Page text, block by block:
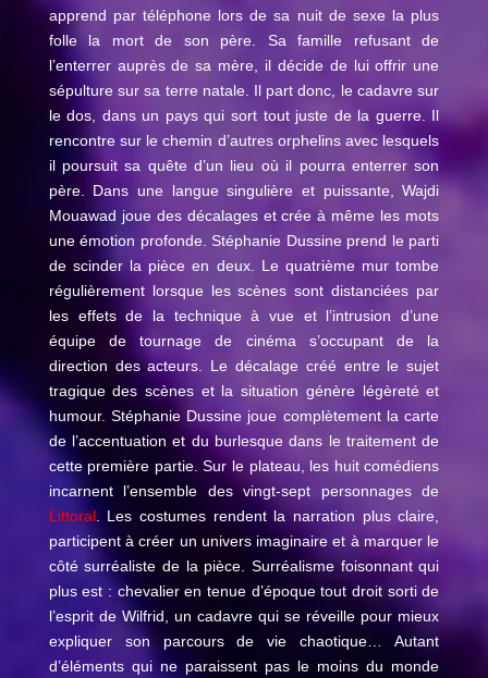
apprend par téléphone lors de sa nuit de sexe la plus
folle la mort de son père. Sa famille refusant de
l’enterrer auprès de sa mère, il décide de lui offrir une
sépulture sur sa terre natale. Il part donc, le cadavre sur
le dos, dans un pays qui sort tout juste de la guerre. Il
rencontre sur le chemin d’autres orphelins avec lesquels
il poursuit sa quête d’un lieu où il pourra enterrer son
père. Dans une langue singulière et puissante, Wajdi
Mouawad joue des décalages et crée à même les mots
une émotion profonde. Stéphanie Dussine prend le parti
de scinder la pièce en deux. Le quatrième mur tombe
régulièrement lorsque les scènes sont distanciées par
les effets de la technique à vue et l’intrusion d’une
équipe de tournage de cinéma s’occupant de la
direction des acteurs. Le décalage créé entre le sujet
tragique des scènes et la situation génère légèreté et
humour. Stéphanie Dussine joue complètement la carte
de l’accentuation et du burlesque dans le traitement de
cette première partie. Sur le plateau, les huit comédiens
incarnent l’ensemble des vingt-sept personnages de
Littoral. Les costumes rendent la narration plus claire,
participent à créer un univers imaginaire et à marquer le
côté surréaliste de la pièce. Surréalisme foisonnant qui
plus est : chevalier en tenue d’époque tout droit sorti de
l’esprit de Wilfrid, un cadavre qui se réveille pour mieux
expliquer son parcours de vie chaotique… Autant
d’éléments qui ne paraissent pas le moins du monde